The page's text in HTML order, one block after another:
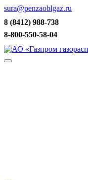
sura@penzaoblgaz.ru
8 (8412) 988-738
8-800-550-58-04